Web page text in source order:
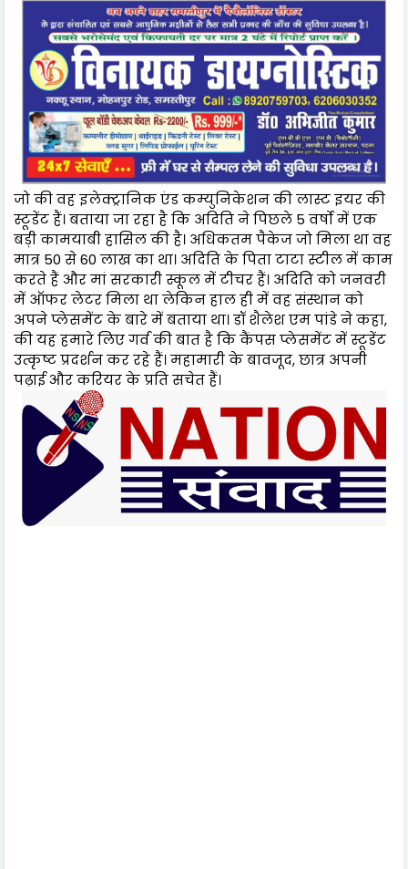
जो की वह इलेक्ट्रानिक एंड कम्युनिकेशन की लास्ट इयर की
स्टूडेंट हैं। बताया जा रहा है कि अदिति ने पिछले 5 वर्षो में एक
बड़ी कामयाबी हासिल की है। अधिकतम पैकेज जो मिला था वह
मात्र 50 से 60 लाख का था। अदिति के पिता टाटा स्टील में काम
करते हैं और मां सरकारी स्कूल में टीचर हैं। अदिति को जनवरी
में ऑफर लेटर मिला था लेकिन हाल ही में वह संस्थान को
अपने प्लेसमेंट के बारे में बताया था। डॉ शैलेश एम पांडे ने कहा,
की यह हमारे लिए गर्व की बात है कि कैंपस प्लेसमेंट में स्टूडेंट
उत्कृष्ट प्रदर्शन कर रहे हैं। महामारी के बावजूद, छात्र अपनी
पढ़ाई और करियर के प्रति सचेत हैं।